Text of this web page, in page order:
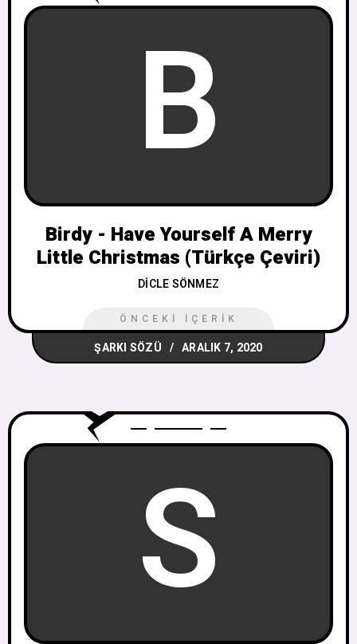
B
Birdy - Have Yourself A Merry
Little Christmas (Türkçe Çeviri)
DICLE SÖNMEZ
ÖNCEKI İÇERIK
ŞARKI SÖZÜ ARALIK 7, 2020
S